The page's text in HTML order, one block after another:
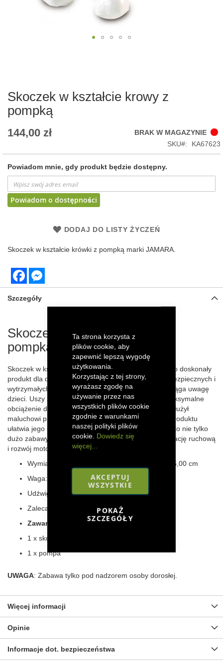
Ta strona korzysta z
plików cookie, aby
zapewnić lepszą wygodę
użytkowania.
Korzystając z tej strony,
wyrażasz zgodę na
używanie przez nas
wszystkich plików cookie
zgodnie z warunkami
naszej polityki plików
cookie. Dowiedz się
więcej...
AKCEPTUJ
WSZYSTKIE
POKAŻ
SZCZEGÓŁY
the
images
gallery
Skoczek w kształcie krowy z
pompką
144,00 zł
BRAK W MAGAZYNIE
SKU
KA67623
Powiadom mnie, gdy produkt będzie dostępny.
Powiadom o dostępności
DODAJ DO LISTY ŻYCZEŃ
Skoczek w kształcie krówki z pompką marki JAMARA.
Facebook
Szczegóły
Skoczek w kształcie krówki z
pompką
Skoczek w kształcie krówki z pompką marki Jamara to doskonały
produkt dla dzieci powyżej 1 roku. Wykonany jest z bezpiecznych i
wytrzymałych materiałów, a jego uroczy kształt przyciąga uwagę
dzieci. Uszy zapewniają dziecku pewny uchwyt, a maksymalne
obciążenie do 50 kg gwarantuje, że skoczek będzie służył
maluchowi przez długi czas. Pompka dołączona do produktu
ułatwia jego użytkowanie. Skoczek w kształcie krowy to nie tylko
dużo zabawy, ale także pozytywny wpływ na koordynację ruchową
i rozwój motoryki dziecka.
Wymiary (dł. x szer. x wys.): 58,00 × 31,00 × 55,00 cm
Waga: 1,45 kg
Udźwig do 50 kg
Zalecany wiek dziecka: 1+
Zawartość przesyłki:
1 x skoczek
1 x pompa
UWAGA: Zabawa tylko pod nadzorem osoby dorosłej.
Więcej informacji
Opinie
Informacje dot. bezpieczeństwa